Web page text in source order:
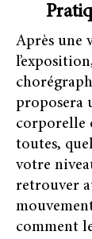
Après une
proposera
corporelle
toutes,
votre
retrouver
comment